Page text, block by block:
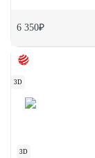
6 350₽
3D
3D